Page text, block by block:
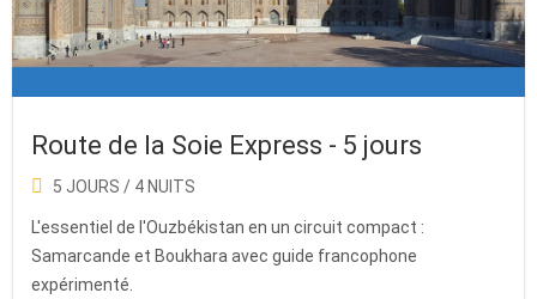
Route de la Soie Express - 5 jours
5 JOURS / 4 NUITS
L'essentiel de l'Ouzbékistan en un circuit compact :
Samarcande et Boukhara avec guide francophone
expérimenté.